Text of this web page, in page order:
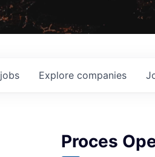
jobs Explore companies
Proces